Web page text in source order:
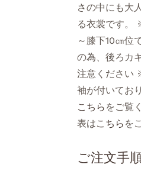
さの中にも大
る衣裳です。
～膝下10㎝位
の為、後ろカ
注意ください
袖が付いてお
こちら をご覧
表はこちら を
ご注文手